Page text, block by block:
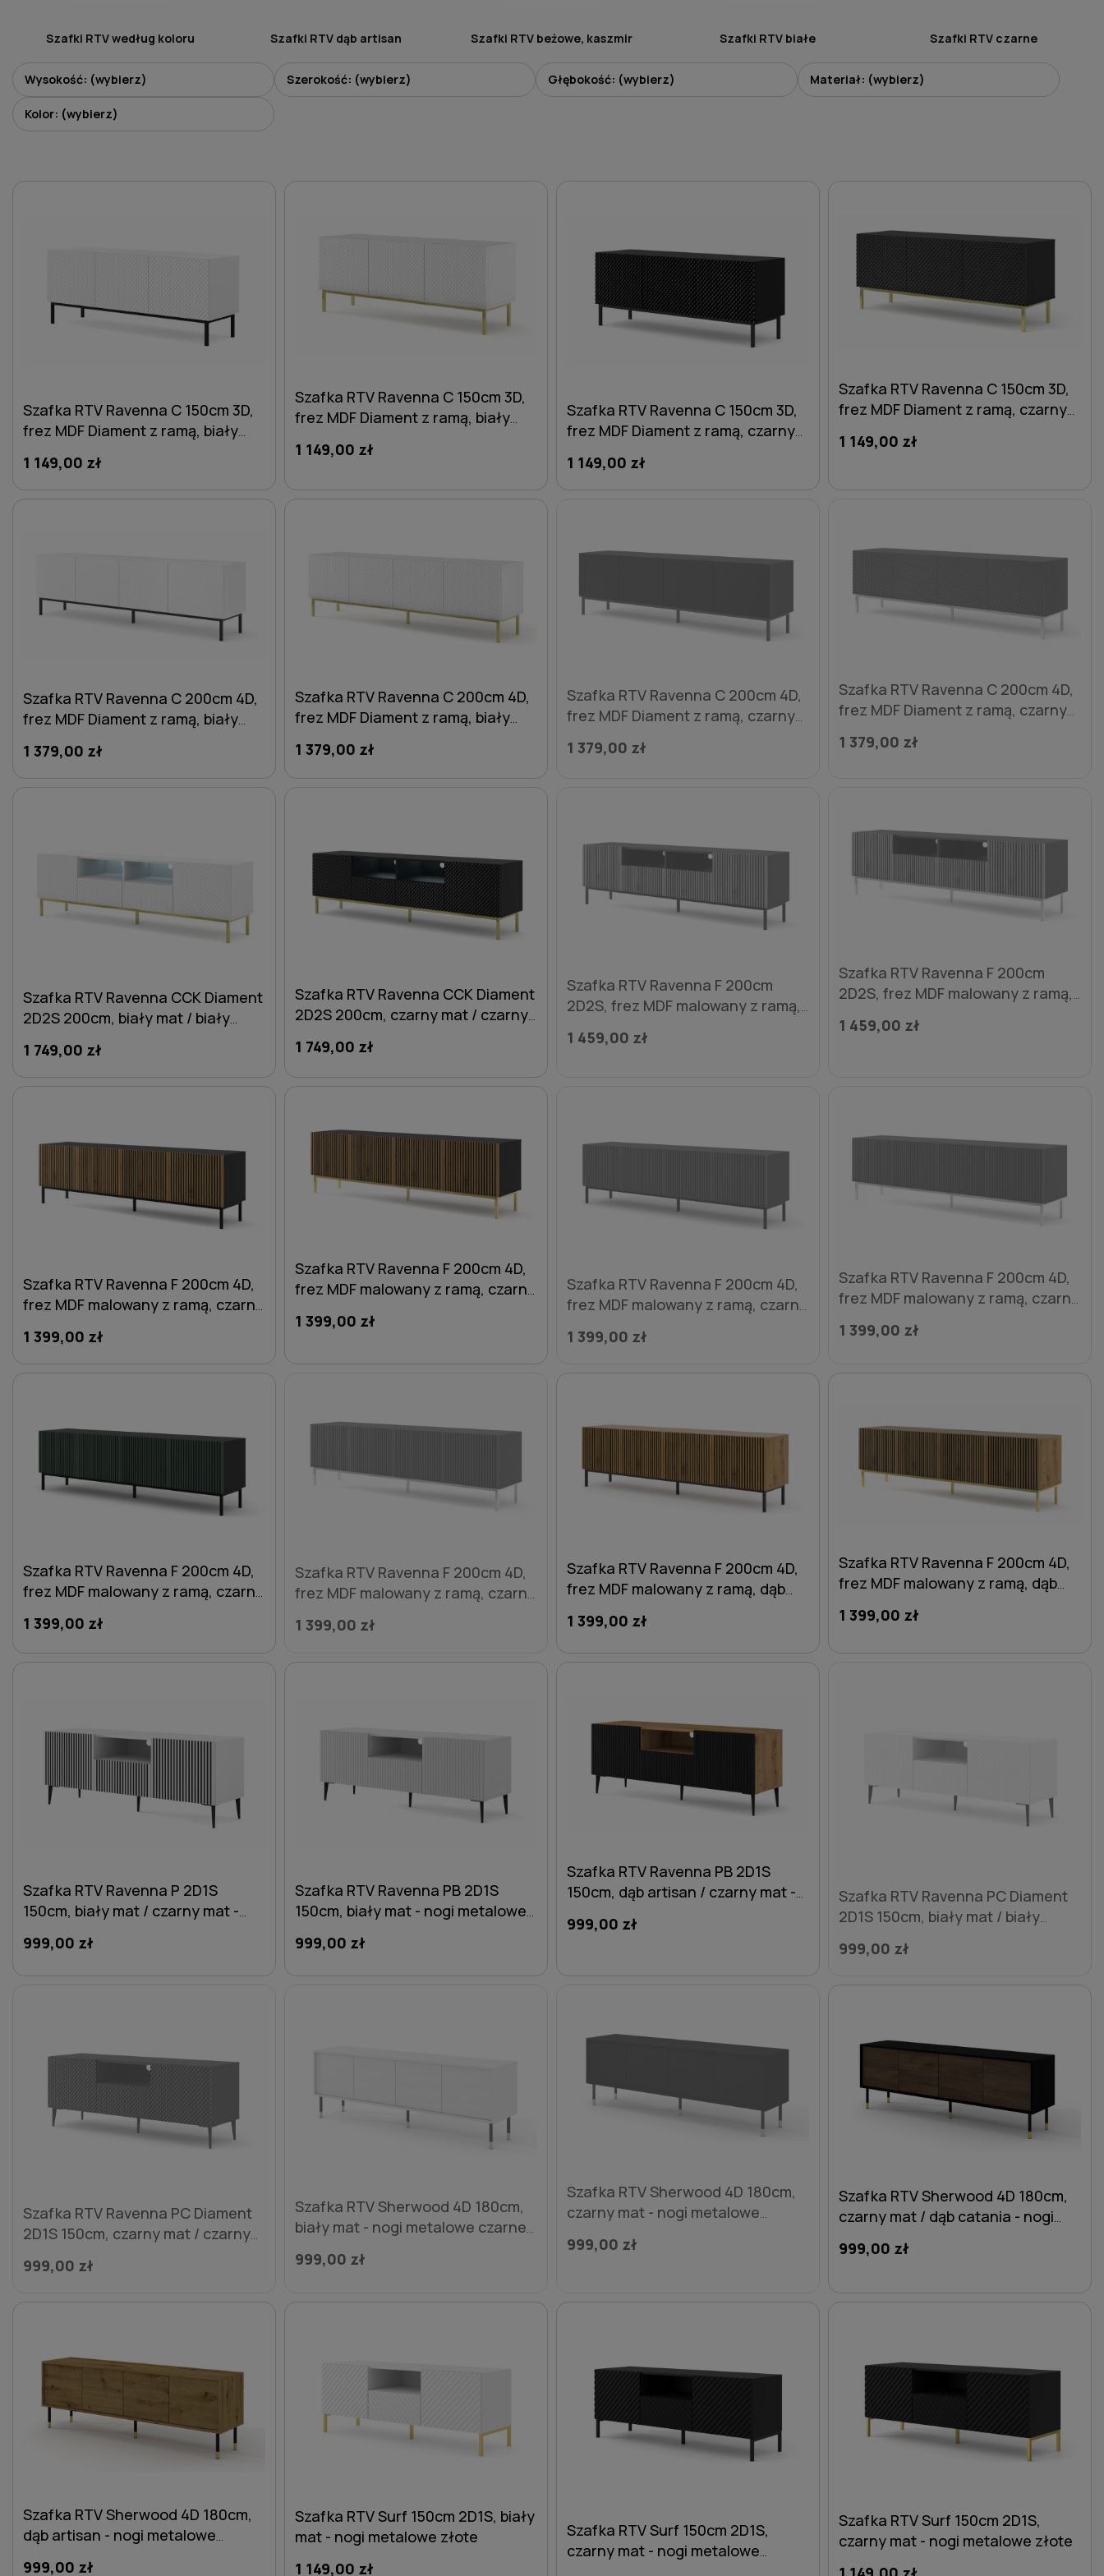
Szafki RTV według koloru Szafki RTV dąb artisan Szafki RTV beżowe, kaszmir Szafki RTV białe Szafki RTV czarne
Wysokość: (wybierz) Szerokość: (wybierz) Głębokość: (wybierz) Materiał: (wybierz)
Kolor: (wybierz)
Szafka RTV Ravenna C 150cm 3D,
frez MDF Diament z ramą, biały
czarne
1 149,00 zł
Szafka RTV Ravenna C 150cm 3D,
frez MDF Diament z ramą, biały
złote
1 149,00 zł
Szafka RTV Ravenna C 150cm 3D,
frez MDF Diament z ramą, czarny
metalowe czarne
1 149,00 zł
Szafka RTV Ravenna C 150cm 3D,
frez MDF Diament z ramą, czarny
metalowe złote
1 149,00 zł
Szafka RTV Ravenna C 200cm 4D,
frez MDF Diament z ramą, biały
czarne
1 379,00 zł
Szafka RTV Ravenna C 200cm 4D,
frez MDF Diament z ramą, biały
złote
1 379,00 zł
Szafka RTV Ravenna C 200cm 4D,
frez MDF Diament z ramą, czarny
metalowe czarne
1 379,00 zł
Szafka RTV Ravenna C 200cm 4D,
frez MDF Diament z ramą, czarny
metalowe złote
1 379,00 zł
Szafka RTV Ravenna CCK Diament
2D2S 200cm, biały mat / biały
1 749,00 zł
Szafka RTV Ravenna CCK Diament
2D2S 200cm, czarny mat / czarny
1 749,00 zł
Szafka RTV Ravenna F 200cm
2D2S, frez MDF malowany z ramą,
metalowe czarne
1 459,00 zł
Szafka RTV Ravenna F 200cm
2D2S, frez MDF malowany z ramą,
metalowe złote
1 459,00 zł
Szafka RTV Ravenna F 200cm 4D,
frez MDF malowany z ramą, czarny
czarne
1 399,00 zł
Szafka RTV Ravenna F 200cm 4D,
frez MDF malowany z ramą, czarny
złote
1 399,00 zł
Szafka RTV Ravenna F 200cm 4D,
frez MDF malowany z ramą, czarny
czarne
1 399,00 zł
Szafka RTV Ravenna F 200cm 4D,
frez MDF malowany z ramą, czarny
złote
1 399,00 zł
Szafka RTV Ravenna F 200cm 4D,
frez MDF malowany z ramą, czarny
czarne
1 399,00 zł
Szafka RTV Ravenna F 200cm 4D,
frez MDF malowany z ramą, czarny
1 399,00 zł
Szafka RTV Ravenna F 200cm 4D,
frez MDF malowany z ramą, dąb
1 399,00 zł
Szafka RTV Ravenna F 200cm 4D,
frez MDF malowany z ramą, dąb
1 399,00 zł
Szafka RTV Ravenna P 2D1S
150cm, biały mat / czarny mat -
999,00 zł
Szafka RTV Ravenna PB 2D1S
150cm, biały mat - nogi metalowe
999,00 zł
Szafka RTV Ravenna PB 2D1S
150cm, dąb artisan / czarny mat -
999,00 zł
Szafka RTV Ravenna PC Diament
2D1S 150cm, biały mat / biały
szpilka
999,00 zł
Szafka RTV Ravenna PC Diament
2D1S 150cm, czarny mat / czarny
szpilka
999,00 zł
Szafka RTV Sherwood 4D 180cm,
biały mat - nogi metalowe czarne
999,00 zł
Szafka RTV Sherwood 4D 180cm,
czarny mat - nogi metalowe
999,00 zł
Szafka RTV Sherwood 4D 180cm,
czarny mat / dąb catania - nogi
zdobieniami
999,00 zł
Szafka RTV Sherwood 4D 180cm,
dąb artisan - nogi metalowe
999,00 zł
Szafka RTV Surf 150cm 2D1S, biały
mat - nogi metalowe złote
1 149,00 zł
Szafka RTV Surf 150cm 2D1S,
czarny mat - nogi metalowe
Szafka RTV Surf 150cm 2D1S,
czarny mat - nogi metalowe złote